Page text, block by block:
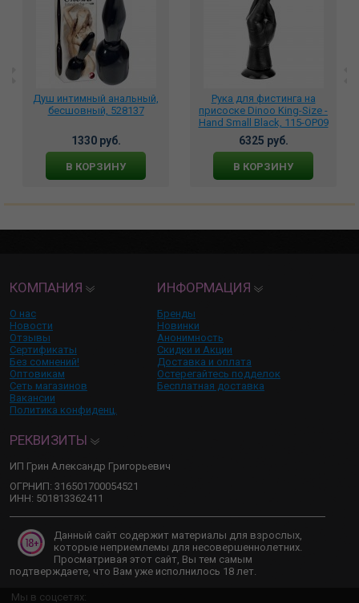
Душ интимный анальный,
бесшовный, 528137
1330 руб.
В КОРЗИНУ
Рука для фистинга на
присоске Dinoo King-Size -
Hand Small Black, 115-OP09
6325 руб.
В КОРЗИНУ
КОМПАНИЯ
О нас
Новости
Отзывы
Сертификаты
Без сомнений!
Оптовикам
Сеть магазинов
Вакансии
Политика конфиденц.
ИНФОРМАЦИЯ
Бренды
Новинки
Анонимность
Скидки и Акции
Доставка и оплата
Остерегайтесь подделок
Бесплатная доставка
РЕКВИЗИТЫ
ИП Грин Александр Григорьевич
ОГРНИП: 316501700054521
ИНН: 501813362411
Данный сайт содержит материалы для взрослых,
которые неприемлемы для несовершеннолетних.
Просматривая этот сайт, Вы тем самым
подтверждаете, что Вам уже исполнилось 18 лет.
Мы в соцсетях: